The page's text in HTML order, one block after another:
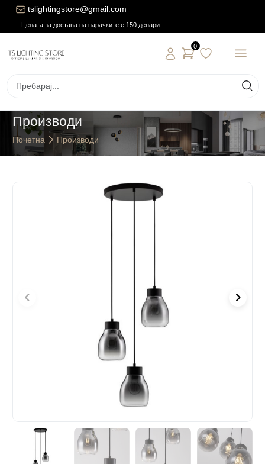
tslightingstore@gmail.com
Цената за достава на нарачките е 150 денари.
0
Производи
Почетна Производи